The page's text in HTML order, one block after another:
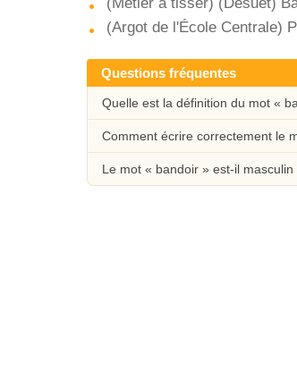
(Argot de l'École Centrale)
Questions fréquentes
Quelle est la définition du mot «
Comment écrire correctement le
Le mot « bandoir » est-il